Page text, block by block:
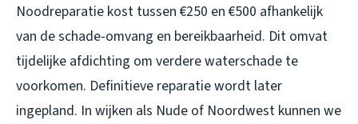
Noodreparatie kost tussen €250 en €500 afhankelijk
van de schade-omvang en bereikbaarheid. Dit omvat
tijdelijke afdichting om verdere waterschade te
voorkomen. Definitieve reparatie wordt later
ingepland. In wijken als Nude of Noordwest kunnen we